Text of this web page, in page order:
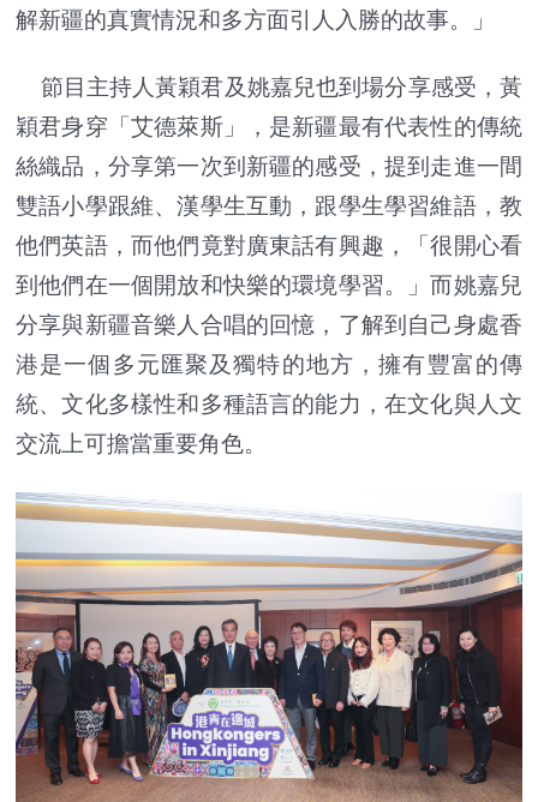
解新疆的真實情況和多方面引人入勝的故事。」
節目主持人黃穎君及姚嘉兒也到場分享感受，黃
穎君身穿「艾德萊斯」，是新疆最有代表性的傳統
絲織品，分享第一次到新疆的感受，提到走進一間
雙語小學跟維、漢學生互動，跟學生學習維語，教
他們英語，而他們竟對廣東話有興趣，「很開心看
到他們在一個開放和快樂的環境學習。」而姚嘉兒
分享與新疆音樂人合唱的回憶，了解到自己身處香
港是一個多元匯聚及獨特的地方，擁有豐富的傳
統、文化多樣性和多種語言的能力，在文化與人文
交流上可擔當重要角色。